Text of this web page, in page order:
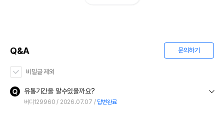
Q&A 문의하기
비밀글 제외
유통기간을 알수있을까요?
버디129960 2026.07.07 답변완료